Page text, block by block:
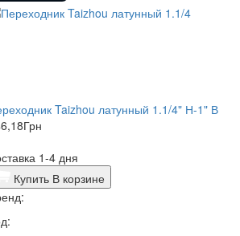
Taizhou латунный 1.1/4" Н-1" В
Грн
1-4 дня
Купить В корзине